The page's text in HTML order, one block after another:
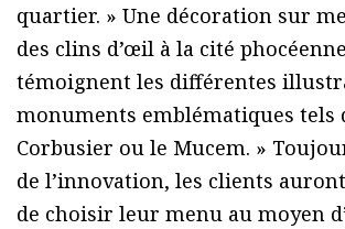
quartier. » Une décoration sur
des clins d’œil à la cité
témoignent les différentes
monuments emblématiques tels
Corbusier ou le Mucem. »
de l’innovation, les clients
de choisir leur menu au moyen